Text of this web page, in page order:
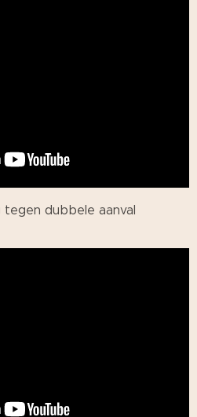
tegen dubbele aanval